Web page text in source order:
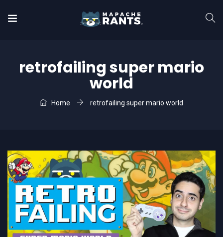
retrofailing super mario
world
Home retrofailing super mario world